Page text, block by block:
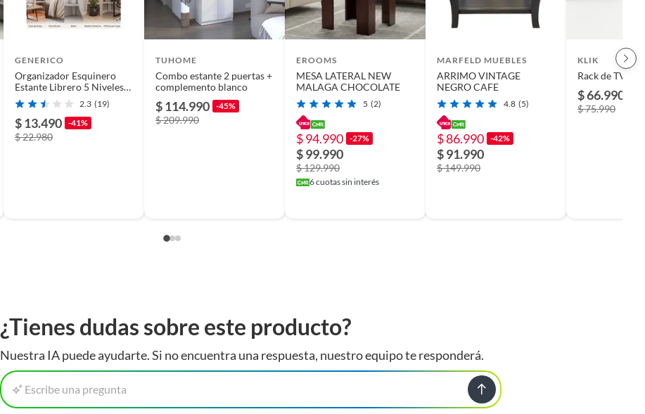
GENERICO
Organizador Esquinero
Estante Librero 5 Niveles
Blanco
2.3 (19)
$ 13.490 -41%
$ 22.980
TUHOME
Combo estante 2 puertas +
complemento blanco
$ 114.990 -45%
$ 209.990
EROOMS
MESA LATERAL NEW
MALAGA CHOCOLATE
5 (2)
$ 94.990 -27%
$ 99.990
$ 129.990
6cuotas sin interés
MARFELD MUEBLES
ARRIMO VINTAGE
NEGRO CAFE
4.8 (5)
$ 86.990 -42%
$ 91.990
$ 149.990
KLIK
Rack de TV
$ 66.990
$ 75.990
¿Tienes dudas sobre este producto?
Nuestra IA puede ayudarte. Si no encuentra una respuesta, nuestro equipo te responderá.
Escribe una pregunta